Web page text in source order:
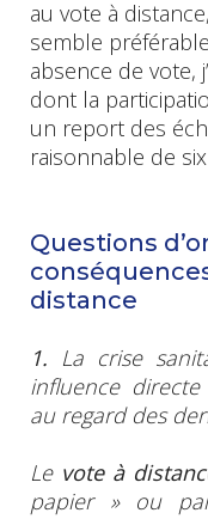
au vote à
semble
absence de vote,
dont la
un report des
raisonnable de
Questions
distance
1. La crise
influence
au regard des
Le vote à
papier » ou